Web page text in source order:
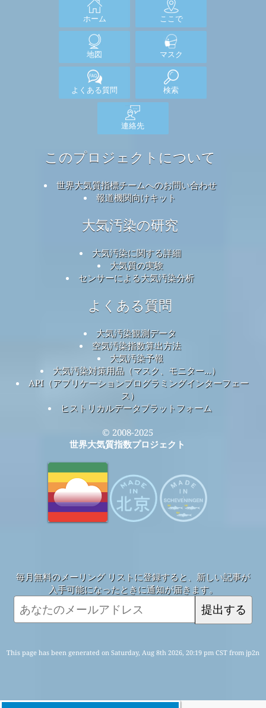
ホーム ここで
地図 マスク
よくある質問 検索
連絡先
このプロジェクトについて
世界大気質指標チームへのお問い合わせ
報道機関向けキット
大気汚染の研究
大気汚染に関する詳細
大気質の実験
センサーによる大気汚染分析
よくある質問
大気汚染観測データ
空気汚染指数算出方法
大気汚染予報
大気汚染対策用品（マスク、モニター...）
API（アプリケーションプログラミングインターフェー
ス）
ヒストリカルデータプラットフォーム
© 2008-2025
世界大気質指数プロジェクト
毎月無料のメーリング リストに登録すると、新しい記事が
入手可能になったときに通知が届きます。
提出する
This page has been generated on Saturday, Aug 8th 2026, 20:19 pm CST from jp2n